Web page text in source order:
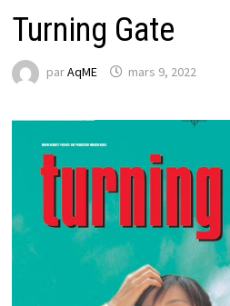
Turning Gate
parAqME mars 9, 2022